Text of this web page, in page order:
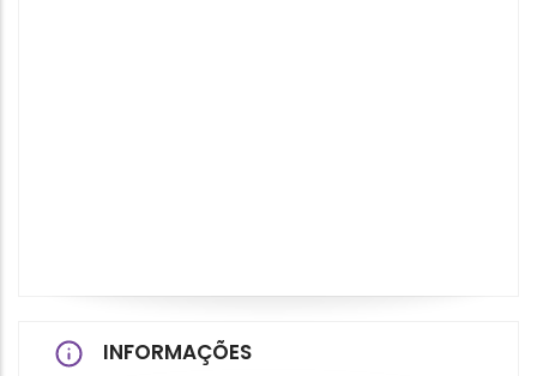
INFORMAÇÕES